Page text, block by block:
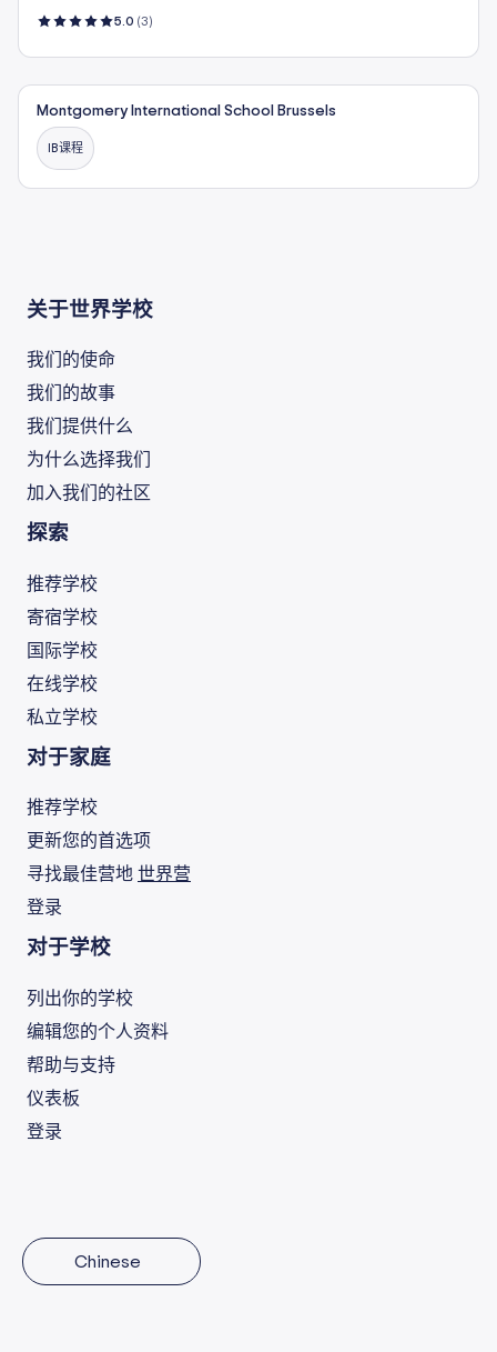
5.0 (3)
Montgomery International School Brussels
IB课程
关于世界学校
我们的使命
我们的故事
我们提供什么
为什么选择我们
加入我们的社区
探索
推荐学校
寄宿学校
国际学校
在线学校
私立学校
对于家庭
推荐学校
更新您的首选项
寻找最佳营地 世界营
登录
对于学校
列出你的学校
编辑您的个人资料
帮助与支持
仪表板
登录
Chinese